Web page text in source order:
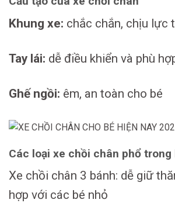
Khung xe: chắc chắn, chịu lực
Tay lái: dễ điều khiển và phù
Ghế ngồi: êm, an toàn cho bé
Các loại xe chồi chân phổ trong
Xe chồi chân 3 bánh: dễ giữ
hợp với các bé nhỏ